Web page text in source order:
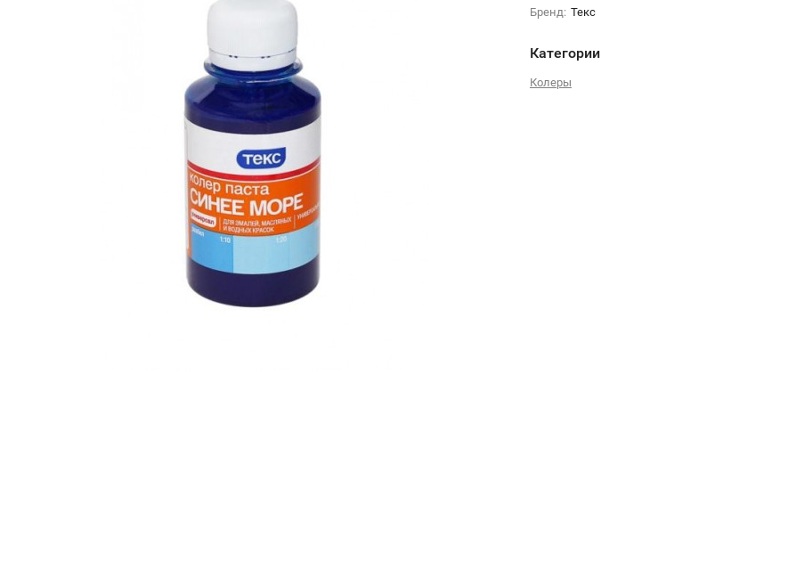
Бренд: Текс
Категории
Колеры